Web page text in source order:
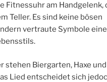
Fitnessuhr am Handgelenk,
Teller. Es sind keine bösen
vertraute Symbole
stehen Biergarten, Haxe und
Lied entscheidet sich